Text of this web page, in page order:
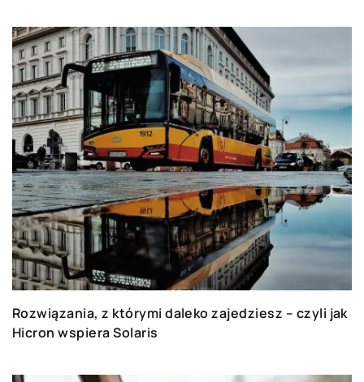
Rozwiązania, z którymi daleko zajedziesz – czyli jak
Hicron wspiera Solaris